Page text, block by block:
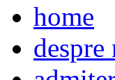
home
despre